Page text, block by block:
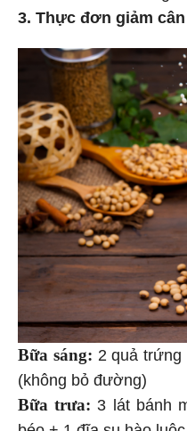
3. Thực đơn giảm
Bữa sáng: 2 quả
(không bỏ đường)
Bữa trưa: 3 lát bánh